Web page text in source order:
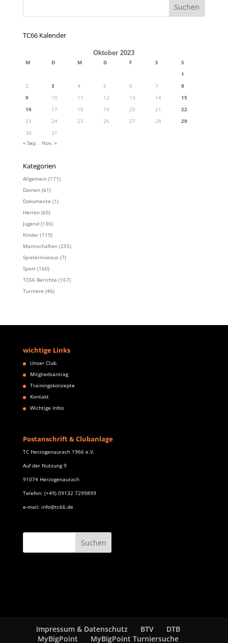
TC66 Kalender
Oktober 2023
M D M D F S
S
1
2
3 4 5 6 7
8
9
10 11 12 13 14
15
16
17 18 19 20 21
22
23
24 25 26 27 28
29
30
31
« Sep.
Nov. »
Kategorien
Allgemein(171)
Damen(61)
Dokumente (1)
Herren(60)
Jugend(136)
Kinder(119)
Mannschaften(255)
Spielerniveaus(7)
Sport(160)
TC66 Berichte (167)
Turniere (46)
wichtige Links
Unser Club
Mitgliedsantrag
Trainingskonzepte
Kontakt
Wichtige Infos
Postanschrift & Clubanlage
TC Herzogenaurach 1966 e.V.
Auf der Nutzung 9
91074 Herzogenaurach
Telefon: (+49) 09132 7299899
e-mail: info@tc66.de
Impressum & Datenschutz BTV
DTB
MyBigPoint
MyBigPoint Turniersuche